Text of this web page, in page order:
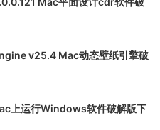
v25.4 Mac动态壁纸引擎破
上运行Windows软件破解版下